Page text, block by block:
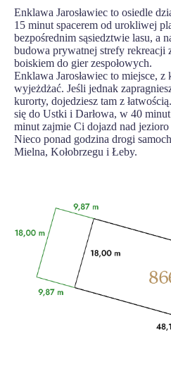
Enklawa Jarosławiec to osiedle
15 minut spacerem od urokliwej
bezpośrednim sąsiedztwie lasu, a
budowa prywatnej strefy rekreacji
boiskiem do gier zespołowych.
Enklawa Jarosławiec to miejsce, z
wyjeżdżać. Jeśli jednak
kurorty, dojedziesz tam z
się do Ustki i Darłowa, w 40
minut zajmie Ci dojazd nad
Nieco ponad godzina drogi
Mielna, Kołobrzegu i Łeby.